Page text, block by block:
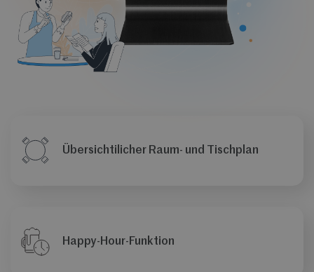
Übersichtilicher Raum- und Tischplan
Happy-Hour-Funktion